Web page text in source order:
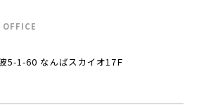
OFFICE
5-1-60 なんばスカイオ17Ｆ